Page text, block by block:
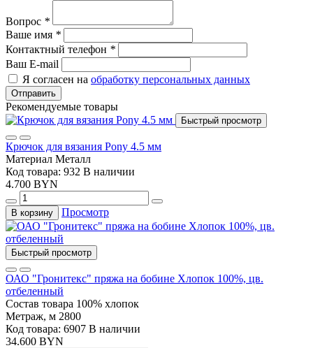
Вопрос *
Ваше имя *
Контактный телефон *
Ваш E-mail
Я согласен на обработку персональных данных
Отправить
Рекомендуемые товары
Быстрый просмотр
Крючок для вязания Pony 4.5 мм
Материал Металл
Код товара: 932 В наличии
4.700 BYN
В корзину Просмотр
Быстрый просмотр
ОАО "Гронитекс" пряжа на бобине Хлопок 100%, цв.
отбеленный
Состав товара 100% хлопок
Метраж, м 2800
Код товара: 6907 В наличии
34.600 BYN